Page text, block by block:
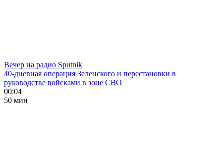
Вечер на радио Sputnik
40-дневная операция Зеленского и перестановки в
руководстве войсками в зоне СВО
00:04
50 мин